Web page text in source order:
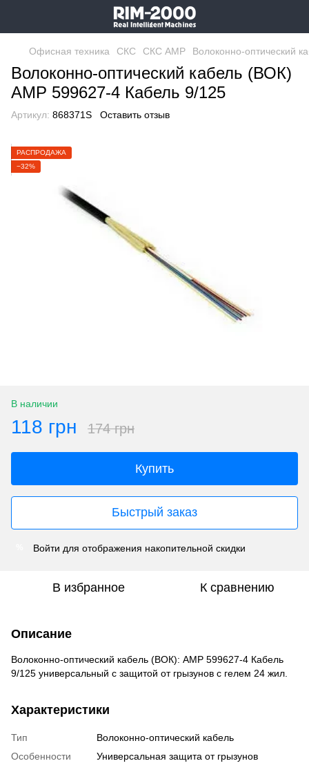
Офисная техника СКС СКС AMP Волоконно-оптический
Волоконно-оптический кабель (ВОК)
AMP 599627-4 Кабель 9/125
Артикул: 868371S Оставить отзыв
РАСПРОДАЖА
−32%
В наличии
118 грн 174 грн
Купить
Быстрый заказ
Войти для отображения накопительной скидки
В избранное К сравнению
Описание
Волоконно-оптический кабель (ВОК): AMP 599627-4 Кабель
9/125 универсальный с защитой от грызунов с гелем 24 жил.
Характеристики
Тип
Волоконно-оптический кабель
Особенности
Универсальная защита от грызунов